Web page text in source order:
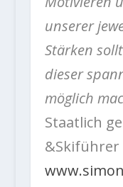
unserer
Stärken
dieser
möglich
Staatlich
&Skiführer